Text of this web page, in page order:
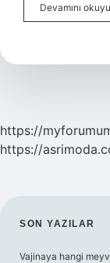
Devamını
https://
https://
SON YAZILAR
Vajinaya hangi